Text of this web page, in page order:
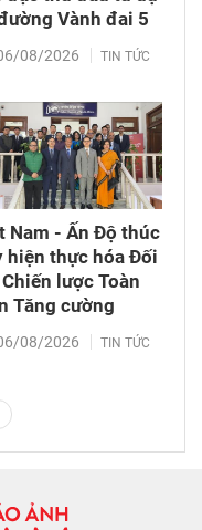
Vành đai 5
08/2026 TIN TỨC
Nam - Ấn Độ thúc
hiện thực hóa Đối
lược Toàn
Tăng cường
08/2026 TIN TỨC